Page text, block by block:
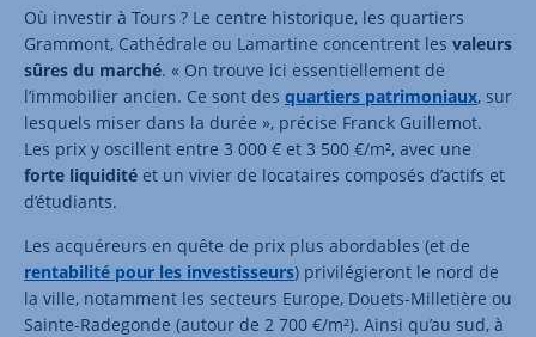
Où investir à Tours ? Le centre historique, les quartiers
Grammont, Cathédrale ou Lamartine concentrent les valeurs
sûres du marché. « On trouve ici essentiellement de
l’immobilier ancien. Ce sont des quartiers patrimoniaux, sur
lesquels miser dans la durée », précise Franck Guillemot.
Les prix y oscillent entre 3 000 € et 3 500 €/m², avec une
forte liquidité et un vivier de locataires composés d’actifs et
d’étudiants.
Les acquéreurs en quête de prix plus abordables (et de
rentabilité pour les investisseurs) privilégieront le nord de
la ville, notamment les secteurs Europe, Douets-Milletière ou
Sainte-Radegonde (autour de 2 700 €/m²). Ainsi qu’au sud, à